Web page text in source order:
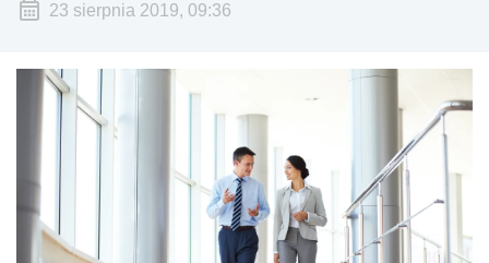
23 sierpnia 2019, 09:36